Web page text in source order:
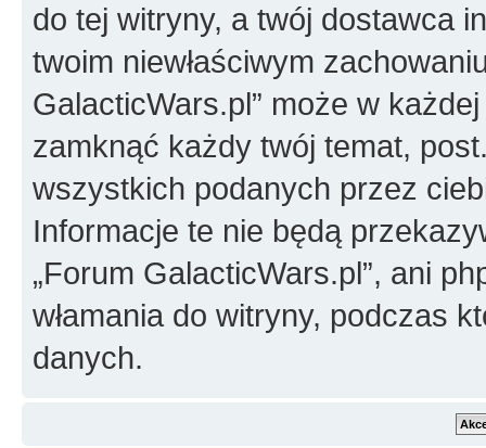
do tej witryny, a twój dostawca
twoim niewłaściwym
GalacticWars.pl” może w
zamknąć każdy twój temat,
wszystkich podanych przez
Informacje te nie będą
„Forum GalacticWars.pl”, ani
włamania do witryny, podczas
danych.